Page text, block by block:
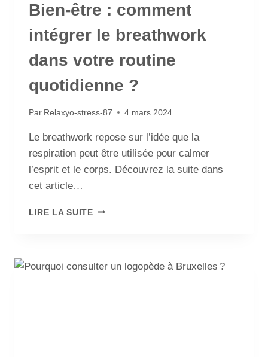
Bien-être : comment
intégrer le breathwork
dans votre routine
quotidienne ?
Par Relaxyo-stress-87 4 mars 2024
Le breathwork repose sur l’idée que la
respiration peut être utilisée pour calmer
l’esprit et le corps. Découvrez la suite dans
cet article…
LIRE LA SUITE